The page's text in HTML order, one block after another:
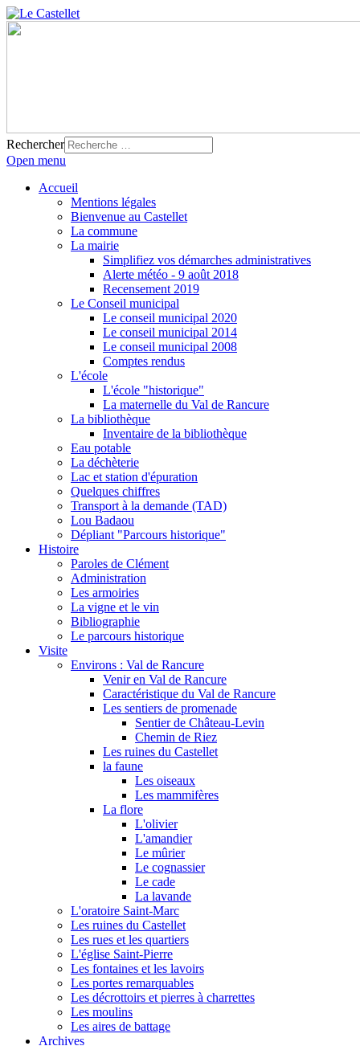
Rechercher
Open menu
Accueil
Mentions légales
Bienvenue au Castellet
La commune
La mairie
Simplifiez vos démarches administratives
Alerte météo - 9 août 2018
Recensement 2019
Le Conseil municipal
Le conseil municipal 2020
Le conseil municipal 2014
Le conseil municipal 2008
Comptes rendus
L'école
L'école "historique"
La maternelle du Val de Rancure
La bibliothèque
Inventaire de la bibliothèque
Eau potable
La déchèterie
Lac et station d'épuration
Quelques chiffres
Transport à la demande (TAD)
Lou Badaou
Dépliant "Parcours historique"
Histoire
Paroles de Clément
Administration
Les armoiries
La vigne et le vin
Bibliographie
Le parcours historique
Visite
Environs : Val de Rancure
Venir en Val de Rancure
Caractéristique du Val de Rancure
Les sentiers de promenade
Sentier de Château-Levin
Chemin de Riez
Les ruines du Castellet
la faune
Les oiseaux
Les mammifères
La flore
L'olivier
L'amandier
Le mûrier
Le cognassier
Le cade
La lavande
L'oratoire Saint-Marc
Les ruines du Castellet
Les rues et les quartiers
L'église Saint-Pierre
Les fontaines et les lavoirs
Les portes remarquables
Les décrottoirs et pierres à charrettes
Les moulins
Les aires de battage
Archives